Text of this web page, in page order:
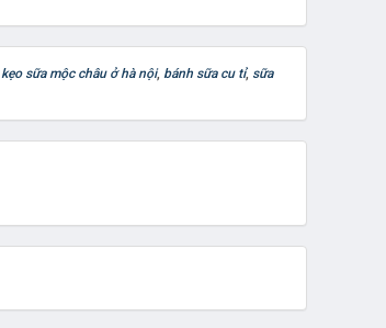
kẹo sữa mộc châu ở hà nội, bánh sữa cu tỉ, sữa